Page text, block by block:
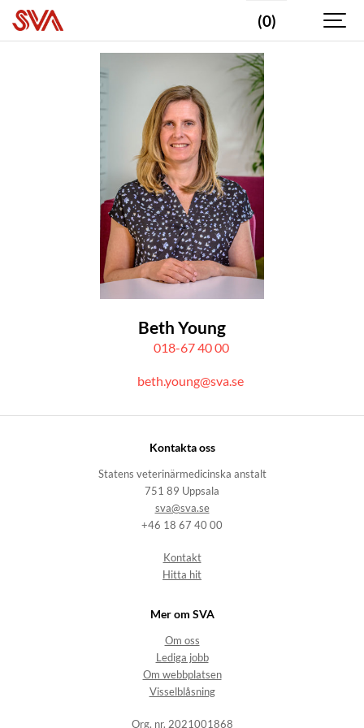
(0)
Beth Young
018-67 40 00
beth.young@sva.se
Kontakta oss
Statens veterinärmedicinska anstalt
751 89 Uppsala
sva@sva.se
+46 18 67 40 00
Kontakt
Hitta hit
Mer om SVA
Om oss
Lediga jobb
Om webbplatsen
Visselblåsning
Org. nr. 2021001868